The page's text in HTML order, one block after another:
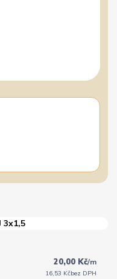
20,00 Kč/m
16,53 Kčbez DPH